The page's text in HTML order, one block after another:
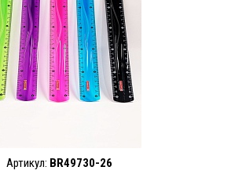
Артикул: BR49730-26